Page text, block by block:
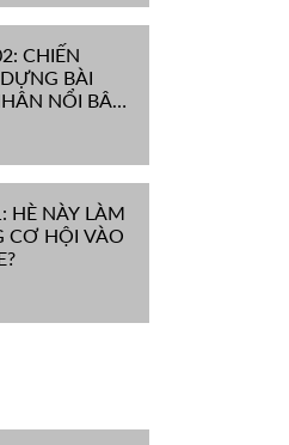
CHIẾN
BÀI
NỔI BẬT
ĐH TOP
HÈ NÀY LÀM
CƠ HỘI VÀO